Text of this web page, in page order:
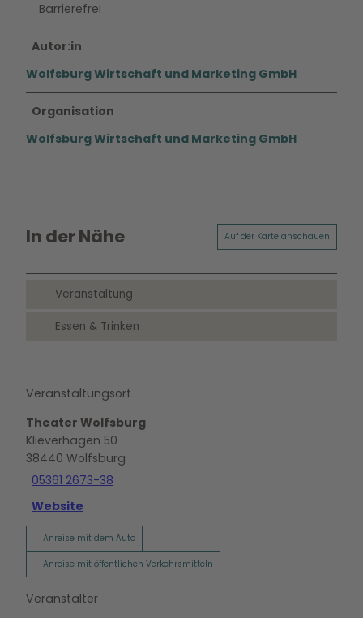
Barrierefrei
Autor:in
Wolfsburg Wirtschaft und Marketing GmbH
Organisation
Wolfsburg Wirtschaft und Marketing GmbH
In der Nähe Auf der Karte anschauen
Veranstaltung
Essen & Trinken
Veranstaltungsort
Theater Wolfsburg
Klieverhagen 50
38440 Wolfsburg
05361 2673-38
Website
Anreise mit dem Auto
Anreise mit öffentlichen Verkehrsmitteln
Veranstalter